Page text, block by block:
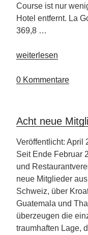
Course ist nur
Hotel entfernt. La
369,8 …
„La
–
Hotel
&
Golf
Course“
weiterlesen
0 Kommentare
Acht neue
Veröffentlicht: April
Seit Ende Februar
und
neue Mitglieder
Schweiz, über
Guatemala und
überzeugen die
traumhaften Lage,